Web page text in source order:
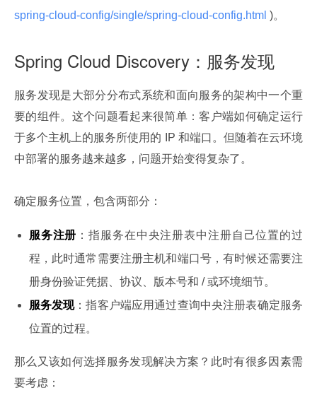
spring-cloud-config/single/spring-cloud-config.html )。
Spring Cloud Discovery：服务发现
服务发现是大部分分布式系统和面向服务的架构中一个重
要的组件。这个问题看起来很简单：客户端如何确定运行
于多个主机上的服务所使用的 IP 和端口。但随着在云环境
中部署的服务越来越多，问题开始变得复杂了。
确定服务位置，包含两部分：
服务注册 ：指服务在中央注册表中注册自己位置的过
程，此时通常需要注册主机和端口号，有时候还需要注
册身份验证凭据、协议、版本号和 / 或环境细节。
服务发现：指客户端应用通过查询中央注册表确定服务
位置的过程。
那么又该如何选择服务发现解决方案？此时有很多因素需
要考虑：